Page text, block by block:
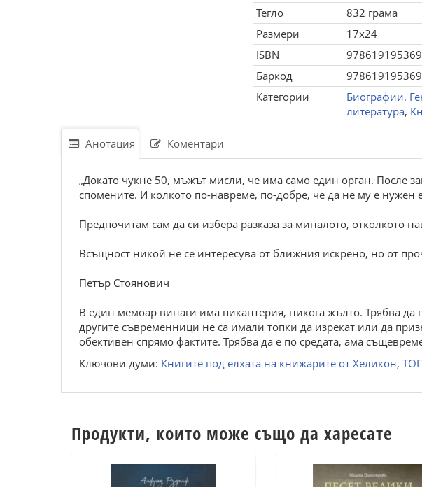
Тегло
832 грама
Размери
17x24
ISBN
Баркод
Категории
Биографии.
литература,
Анотация Коментари
„Докато чукне 50, мъжът мисли, че има само един орган. После
спомените. И колкото по-навреме, по-добре, че да не му е нужен
Предпочитам сам да си избера разказа за миналото, отколкото
Всъщност никой не се интересува от ближния искрено, но от
Петър Стоянович
В един мемоар винаги има пикантерия, никога жълто. Трябва
другите съвременници не са имали топки да изрекат или да
обективен спрямо фактите. Трябва да е по средата, ама
Ключови думи: Книгите под елхата на книжарите от Хеликон,
Продукти, които може също да харесате